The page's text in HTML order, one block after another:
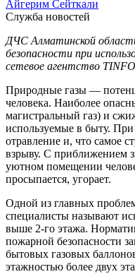
Айгерим Сейткали
Служба новостей
ДЧС Алматинской
безопасности при
сетевое агентство
Природные газы —
человека. Наиболее
магистральный газ) и
используемые в быту.
отравление и, что самое
взрыву. С приближением
уютном помещении
просыпается, угорает.
Одной из главных
специалисты называют
выше 2-го этажа.
пожарной безопасности
бытовых газовых
этажностью более двух